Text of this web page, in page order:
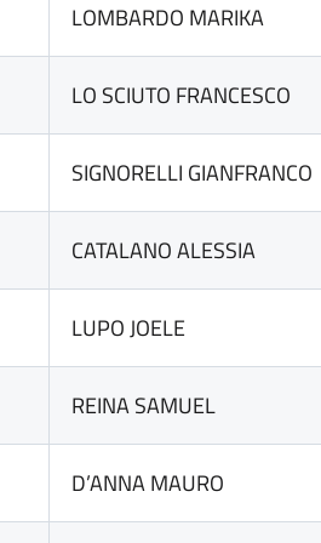
LOMBARDO MARIKA
LO SCIUTO FRANCESCO
SIGNORELLI GIANFRANCO
CATALANO ALESSIA
LUPO JOELE
REINA SAMUEL
D’ANNA MAURO